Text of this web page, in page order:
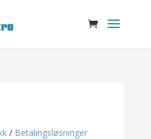
/ Betalingsløsninger